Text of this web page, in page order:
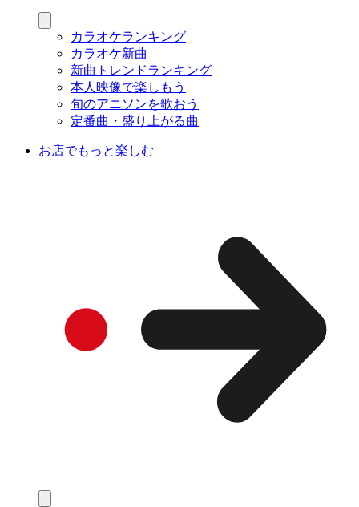
カラオケランキング
カラオケ新曲
新曲トレンドランキング
本人映像で楽しもう
旬のアニソンを歌おう
定番曲・盛り上がる曲
お店でもっと楽しむ